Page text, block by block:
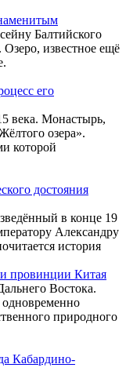
Балтийского
Озеро, известное ещё
его
века. Монастырь,
озера».
которой
достояния
в конце 19
Александру
история
и провинции Китая
Востока.
одновременно
природного
Кабардино-